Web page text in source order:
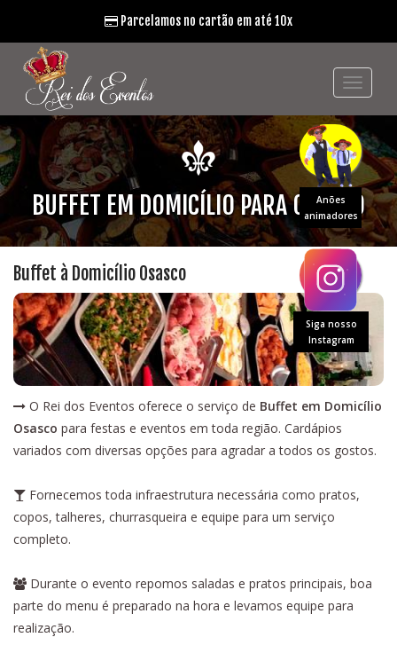
Anões
animadores
Siga nosso
Instagram
Parcelamos no cartão em até 10x
BUFFET EM DOMICÍLIO PARA OSASCO
Buffet à Domicílio Osasco
O Rei dos Eventos oferece o serviço de Buffet em Domicílio
Osasco para festas e eventos em toda região. Cardápios
variados com diversas opções para agradar a todos os gostos.
Fornecemos toda infraestrutura necessária como pratos,
copos, talheres, churrasqueira e equipe para um serviço
completo.
Durante o evento repomos saladas e pratos principais, boa
parte do menu é preparado na hora e levamos equipe para
realização.